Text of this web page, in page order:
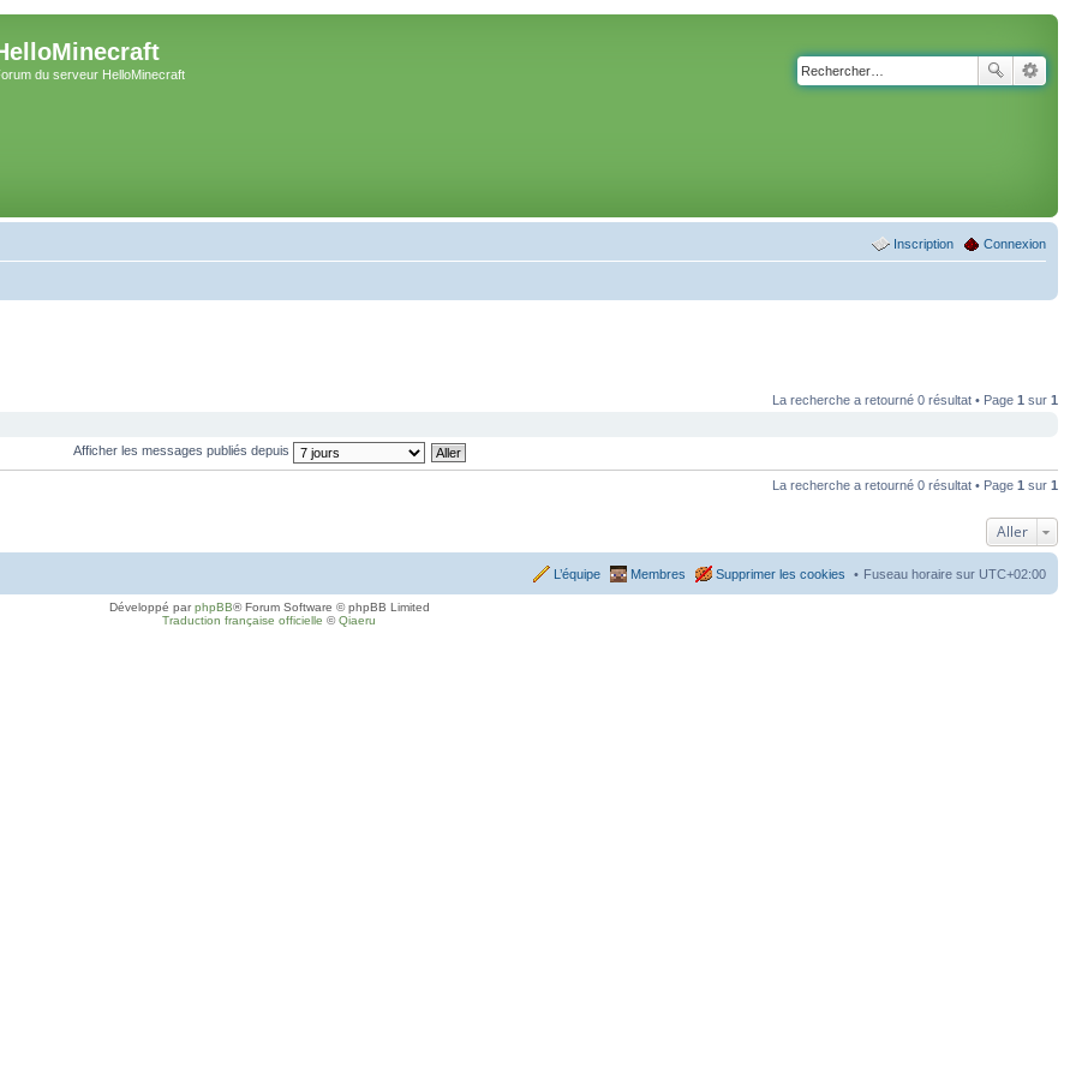
du serveur HelloMinecraft
Connexion
Inscription
La recherche a retourné 0 résultat • Page 1 sur 1
Afficher les messages publiés depuis
La recherche a retourné 0 résultat • Page 1 sur 1
Aller
Fuseau horaire sur UTC+02:00
Supprimer les cookies
Membres
L’équipe
Développé parphpBB® Forum Software © phpBB Limited
Traduction française officielle ©Qiaeru